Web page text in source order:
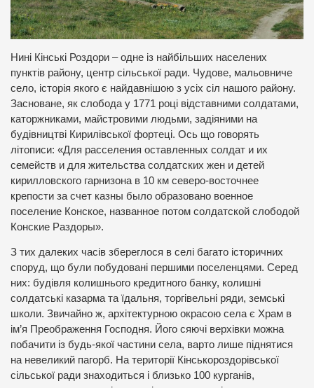
Нині Кінські Роздори – одне із найбільших населених
пунктів району, центр сільської ради. Чудове, мальовниче
село, історія якого є найдавнішою з усіх сіл нашого району.
Засноване, як слобода у 1771 році відставними солдатами,
каторжниками, майстровими людьми, задіяними на
будівництві Кирилівської фортеці. Ось що говорять
літописи: «Для расселения оставленных солдат и их
семейств и для жительства солдатских жен и детей
кирилловского гарнизона в 10 км северо-восточнее
крепости за счет казны было образовано военное
поселение Конское, названное потом солдатской слободой
Конские Раздоры».
З тих далеких часів збереглося в селі багато історичних
споруд, що були побудовані першими поселенцями. Серед
них: будівля колишнього кредитного банку, колишні
солдатські казарма та їдальня, торгівельні ряди, земські
школи. Звичайно ж, архітектурною окрасою села є Храм в
ім’я Преображення Господня. Його сяючі верхівки можна
побачити із будь-якої частини села, варто лише піднятися
на невеликий пагорб. На території Кінськороздорівської
сільської ради знаходиться і близько 100 курганів,